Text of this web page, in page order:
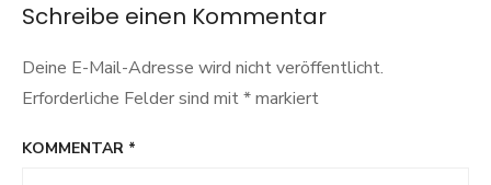
Schreibe einen Kommentar
Deine E-Mail-Adresse wird nicht veröffentlicht.
Erforderliche Felder sind mit*markiert
KOMMENTAR *